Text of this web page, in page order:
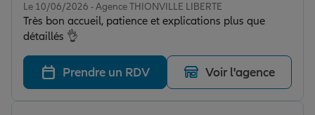
Le 10/06/2026 - Agence THIONVILLE LIBERTE
Très bon accueil, patience et explications plus que
détaillés 👌
Prendre un RDV Voir l'agence